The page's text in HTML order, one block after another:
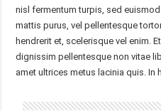
nisl fermentum turpis, sed
mattis purus, vel pellentesque
hendrerit et, scelerisque vel enim.
dignissim pellentesque non vitae
amet ultrices metus lacinia quis.